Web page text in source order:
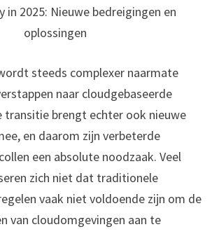
in 2025: Nieuwe bedreigingen en
oplossingen
steeds complexer naarmate
naar cloudgebaseerde
transitie brengt echter ook nieuwe
en daarom zijn verbeterde
een absolute noodzaak. Veel
zich niet dat traditionele
vaak niet voldoende zijn om de
van cloudomgevingen aan te